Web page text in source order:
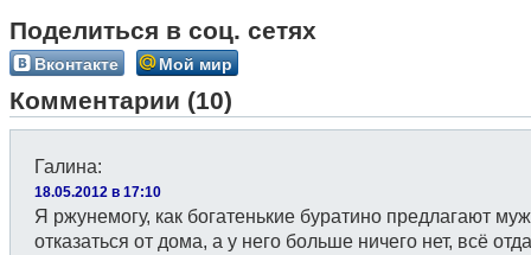
Поделиться в соц. сетях
Вконтакте Мой мир
Комментарии (10)
Галина:
18.05.2012 в 17:10
Я ржунемогу, как богатенькие буратино предлагают
отказаться от дома, а у него больше ничего нет, всё